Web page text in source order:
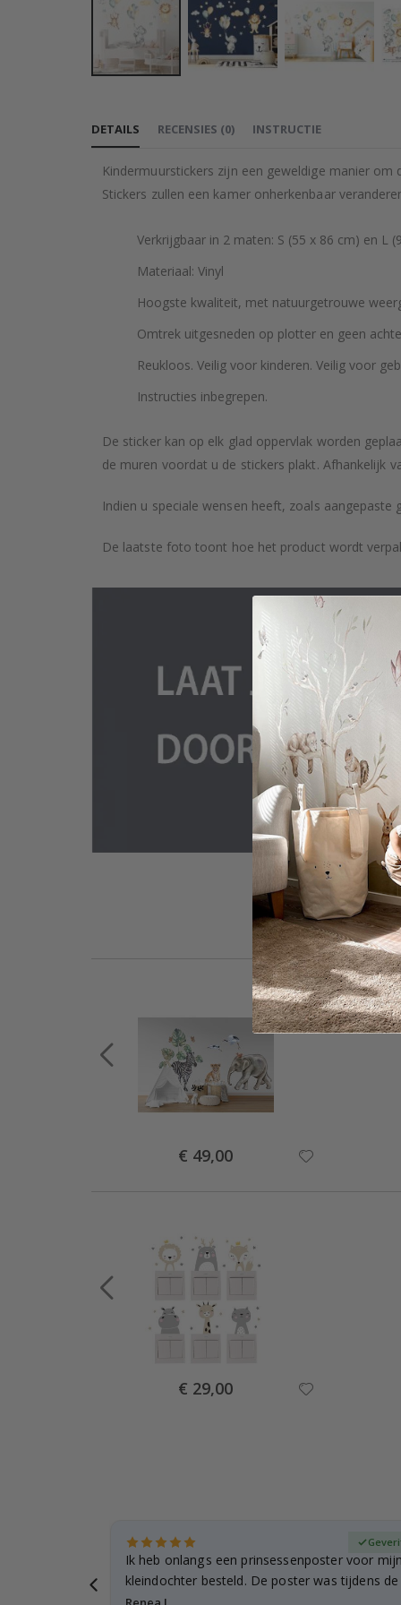
het
van
de
DETAILS
Kindermuurstickers zijn een geweldige manier
Stickers zullen een kamer onherkenbaar
Verkrijgbaar in 2 maten: S (55 x 86 cm) en L
Materiaal: Vinyl
Hoogste kwaliteit, met natuurgetrouwe
Omtrek uitgesneden op plotter en geen
Reukloos. Veilig voor kinderen. Veilig voor
Instructies inbegrepen.
De sticker kan op elk glad oppervlak worden
de muren voordat u de stickers plakt. Afhankelijk
Indien u speciale wensen heeft, zoals
De laatste foto toont hoe het product wordt
RECENSIES (0) INSTRUCTIE
Special
Price
€ 49,00
Special
Price
€ 29,00
Ik heb onlangs een prinsessenposter voor mijn
kleindochter besteld. De poster was tijdens de
licht…